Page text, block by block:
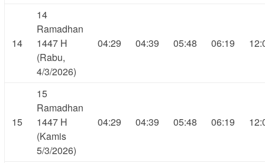
14
14
Ramadhan
1447 H
(Rabu,
4/3/2026)
04:29 04:39 05:48 06:19
15
15
Ramadhan
1447 H
(Kamis
5/3/2026)
04:29 04:39 05:48 06:19